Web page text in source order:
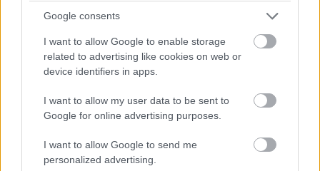
Google consents
I want to allow Google to enable storage
related to advertising like cookies on web or
device identifiers in apps.
I want to allow my user data to be sent to
Google for online advertising purposes.
I want to allow Google to send me
personalized advertising.
Materiály rozhodujú viac, než si myslíte:
Takto dokážu ovplyvniť atmosféru aj dojem
z bývania